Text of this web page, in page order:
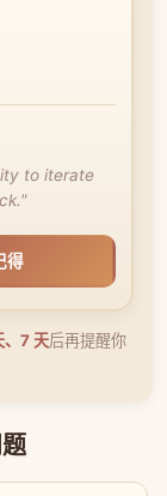
to iterate
得
、7 天后再提醒你